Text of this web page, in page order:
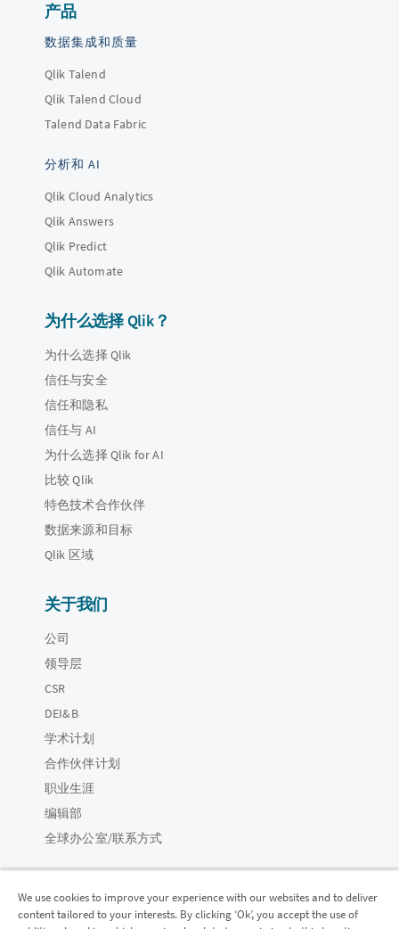
产品
数据集成和质量
Qlik Talend
Qlik Talend Cloud
Talend Data Fabric
分析和 AI
Qlik Cloud Analytics
Qlik Answers
Qlik Predict
Qlik Automate
为什么选择 Qlik？
为什么选择 Qlik
信任与安全
信任和隐私
信任与 AI
为什么选择 Qlik for AI
比较 Qlik
特色技术合作伙伴
数据来源和目标
Qlik 区域
关于我们
公司
领导层
CSR
DEI&B
学术计划
合作伙伴计划
职业生涯
编辑部
全球办公室/联系方式
We use cookies to improve your experience with our websites and to deliver
content tailored to your interests. By clicking ‘Ok’, you accept the use of